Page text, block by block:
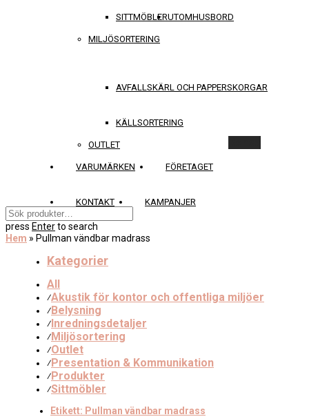
SITTMÖBLERUTOMHUSBORD
MILJÖSORTERING
AVFALLSKÄRL OCH PAPPERSKORGAR
KÄLLSORTERING
OUTLET
VARUMÄRKEN FÖRETAGET
KONTAKT KAMPANJER
press Enterto search
Hem » Pullman vändbar madrass
Kategorier
All
⁄Akustik för kontor och offentliga miljöer
⁄Belysning
⁄Inredningsdetaljer
⁄Miljösortering
⁄Outlet
⁄Presentation & Kommunikation
⁄Produkter
⁄Sittmöbler
Etikett: Pullman vändbar madrass